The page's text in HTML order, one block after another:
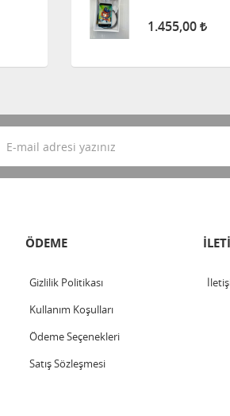
1.455,00
ÖDEME
Gizlilik Politikası
Kullanım Koşulları
Ödeme Seçenekleri
Satış Sözleşmesi